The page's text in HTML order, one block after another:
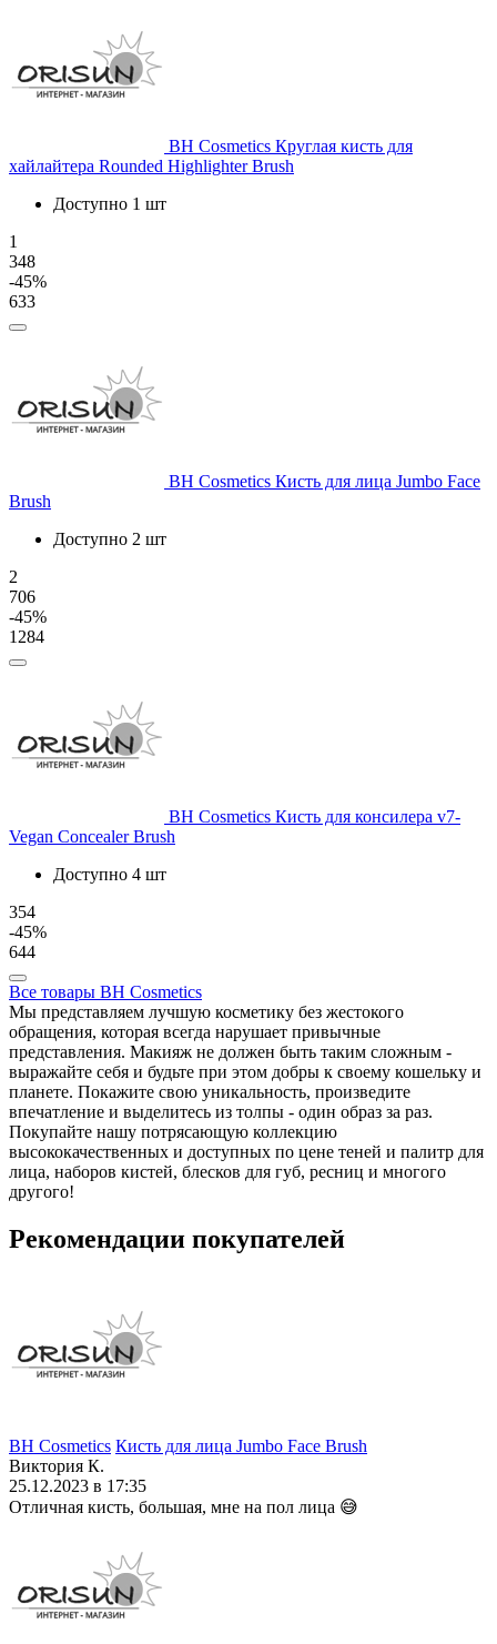
BH Cosmetics Круглая кисть для
хайлайтера Rounded Highlighter Brush
Доступно 1 шт
1
348
-45%
633
BH Cosmetics Кисть для лица Jumbo Face
Brush
Доступно 2 шт
2
706
-45%
1284
BH Cosmetics Кисть для консилера v7-
Vegan Concealer Brush
Доступно 4 шт
354
-45%
644
Все товары BH Cosmetics
Мы представляем лучшую косметику без жестокого
обращения, которая всегда нарушает привычные
представления. Макияж не должен быть таким сложным -
выражайте себя и будьте при этом добры к своему кошельку и
планете. Покажите свою уникальность, произведите
впечатление и выделитесь из толпы - один образ за раз.
Покупайте нашу потрясающую коллекцию
высококачественных и доступных по цене теней и палитр для
лица, наборов кистей, блесков для губ, ресниц и многого
другого!
Рекомендации покупателей
BH Cosmetics Кисть для лица Jumbo Face Brush
Виктория К.
25.12.2023 в 17:35
Отличная кисть, большая, мне на пол лица 😅